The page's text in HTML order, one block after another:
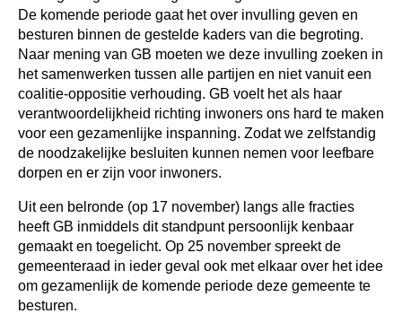
De komende periode gaat het over invulling geven en
besturen binnen de gestelde kaders van die begroting.
Naar mening van GB moeten we deze invulling zoeken in
het samenwerken tussen alle partijen en niet vanuit een
coalitie-oppositie verhouding. GB voelt het als haar
verantwoordelijkheid richting inwoners ons hard te maken
voor een gezamenlijke inspanning. Zodat we zelfstandig
de noodzakelijke besluiten kunnen nemen voor leefbare
dorpen en er zijn voor inwoners.
Uit een belronde (op 17 november) langs alle fracties
heeft GB inmiddels dit standpunt persoonlijk kenbaar
gemaakt en toegelicht. Op 25 november spreekt de
gemeenteraad in ieder geval ook met elkaar over het idee
om gezamenlijk de komende periode deze gemeente te
besturen.